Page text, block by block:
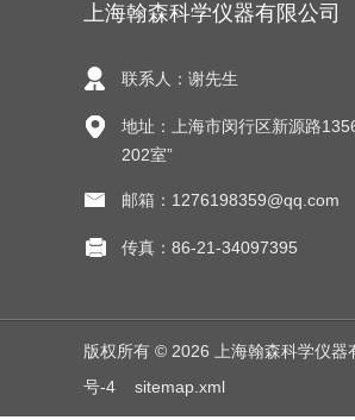
上海翰森科学仪器有限公司
联系人：谢先生
地址：上海市闵行区新源路
202室”
邮箱：1276198359@qq.com
传真：86-21-34097395
版权所有 © 2026 上海翰森科学仪
号-4
sitemap.xml